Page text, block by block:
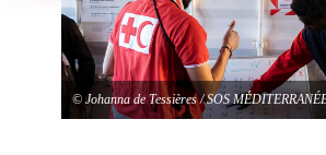
© Johanna de Tessières / SOS